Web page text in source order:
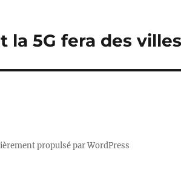
la 5G fera des
propulsé par WordPress